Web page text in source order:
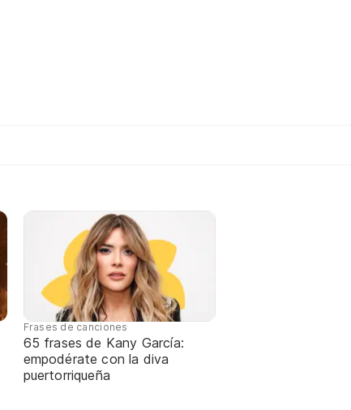
Frases de canciones
65 frases de Kany García:
empodérate con la diva
puertorriqueña